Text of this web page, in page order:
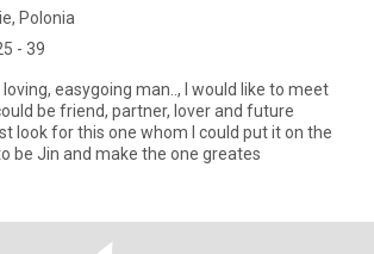
Polonia
- 39
man.., I would like to meet
be friend, partner, lover and future
look for this one whom I could put it on the
like to be Jin and make the one greates